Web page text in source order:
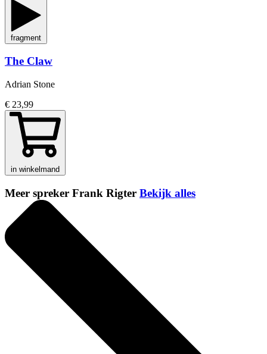
fragment
The Claw
Adrian Stone
€ 23,99
in winkelmand
Meer spreker Frank Rigter Bekijk alles